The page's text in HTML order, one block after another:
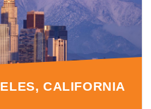
CALIFORNIA